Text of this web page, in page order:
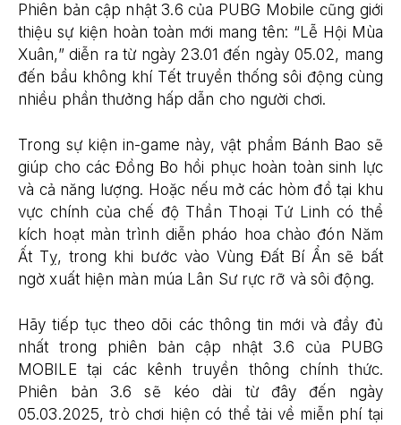
Phiên bản cập nhật 3.6 của PUBG Mobile cũng giới
thiệu sự kiện hoàn toàn mới mang tên: “Lễ Hội Mùa
Xuân,” diễn ra từ ngày 23.01 đến ngày 05.02, mang
đến bầu không khí Tết truyền thống sôi động cùng
nhiều phần thưởng hấp dẫn cho người chơi.
Trong sự kiện in-game này, vật phẩm Bánh Bao sẽ
giúp cho các Đồng Bo hồi phục hoàn toàn sinh lực
và cả năng lượng. Hoặc nếu mở các hòm đồ tại khu
vực chính của chế độ Thần Thoại Tứ Linh có thể
kích hoạt màn trình diễn pháo hoa chào đón Năm
Ất Tỵ, trong khi bước vào Vùng Đất Bí Ẩn sẽ bất
ngờ xuất hiện màn múa Lân Sư rực rỡ và sôi động.
Hãy tiếp tục theo dõi các thông tin mới và đầy đủ
nhất trong phiên bản cập nhật 3.6 của PUBG
MOBILE tại các kênh truyền thông chính thức.
Phiên bản 3.6 sẽ kéo dài từ đây đến ngày
05.03.2025, trò chơi hiện có thể tải về miễn phí tại